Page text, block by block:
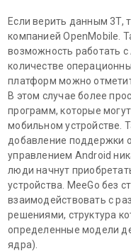
Если верить данным 3T,
компанией OpenMobile.
возможность работать
количестве
платформ можно
В этом случае более
программ, которые
мобильном устройстве.
добавление поддержки
управлением Android
люди начнут
устройства. MeeGo без
взаимодействовать с
решениями, структура
определенные модели
ядра).